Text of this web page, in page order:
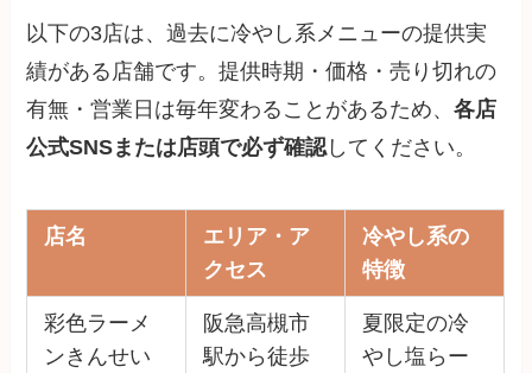
以下の3店は、過去に冷やし系メニューの提供実
績がある店舗です。提供時期・価格・売り切れの
有無・営業日は毎年変わることがあるため、各店
公式SNSまたは店頭で必ず確認 してください。
店名
エリア・ア
クセス
冷やし系の
特徴
彩色ラーメ
ンきんせい
阪急高槻市
駅から徒歩
夏限定の冷
やし塩らー